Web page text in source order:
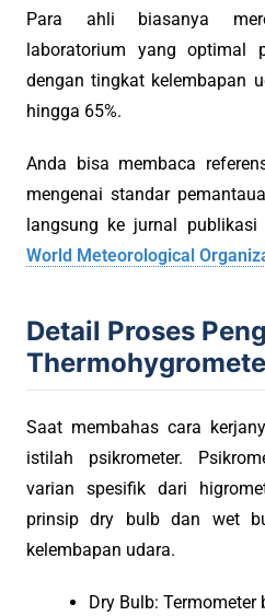
Para ahli biasanya
laboratorium yang optimal
dengan tingkat kelembapan
hingga 65%.
Anda bisa membaca
mengenai standar
langsung ke jurnal
World Meteorological
Detail Proses
Saat membahas cara
istilah psikrometer.
varian spesifik dari
prinsip dry bulb dan wet
kelembapan udara.
Dry Bulb: Termometer